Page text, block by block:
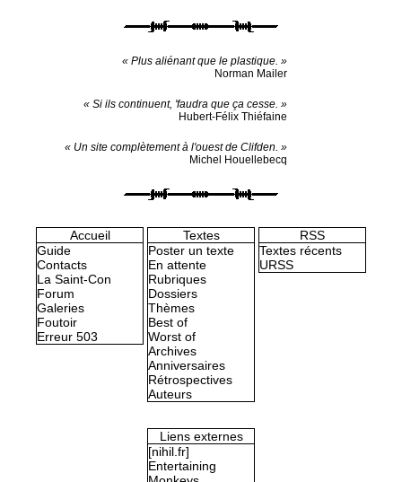
« Plus aliénant que le plastique. »
Norman Mailer
« Si ils continuent, 'faudra que ça cesse. »
Hubert-Félix Thiéfaine
« Un site complètement à l'ouest de Clifden. »
Michel Houellebecq
Accueil
Guide
Contacts
La Saint-Con
Forum
Galeries
Foutoir
Erreur 503
Textes
Poster un texte
En attente
Rubriques
Dossiers
Thèmes
Best of
Worst of
Archives
Anniversaires
Rétrospectives
Auteurs
RSS
Textes récents
URSS
Liens externes
[nihil.fr]
Entertaining